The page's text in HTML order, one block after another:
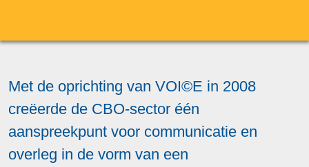
Met de oprichting van VOI©E in 2008
creëerde de CBO-sector één
aanspreekpunt voor communicatie en
overleg in de vorm van een